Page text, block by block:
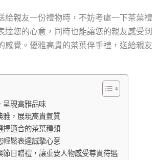
給親友一份禮物時，不妨考慮一下茶葉禮
達您的心意，同時也能讓您的親友感受到
感覺。優雅高貴的茶葉伴手禮，送給親友
呈現高雅品味
雅，展現高貴氣質
擇適合的茶葉種類
輕鬆表達誠摯心意
節日贈禮，讓重要人物感受尊貴待遇